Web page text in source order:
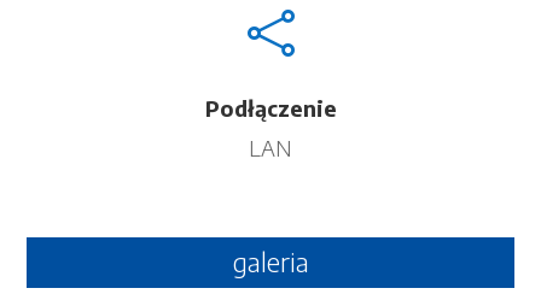

Podłączenie
LAN
galeria